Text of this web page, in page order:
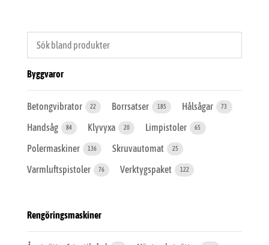
Byggvaror
Betongvibrator 22 Borrsatser 185 Hålsågar 73
Handsåg 84 Klyvyxa 20 Limpistoler 65
Polermaskiner 136 Skruvautomat 25
Varmluftspistoler 76 Verktygspaket 122
Rengöringsmaskiner